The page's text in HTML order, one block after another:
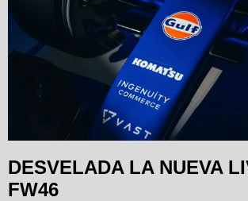
DESVELADA LA NUEVA
FW46